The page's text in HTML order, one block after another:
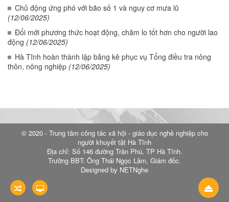
Chủ động ứng phó với bão số 1 và nguy cơ mưa lũ
(12/06/2025)
Đổi mới phương thức hoạt động, chăm lo tốt hơn cho người lao
động (12/06/2025)
Hà Tĩnh hoàn thành lập bảng kê phục vụ Tổng điều tra nông
thôn, nông nghiệp (12/06/2025)
© 2020 - Trung tâm công tác xã hội - giáo dục nghề nghiệp cho
người khuyết tật Hà Tĩnh
Địa chỉ: Số 146 đường Trần Phú, TP Hà Tĩnh.
Trưởng BBT: Ông Thái Ngọc Lâm, Giám đốc.
Designed by NETNghe